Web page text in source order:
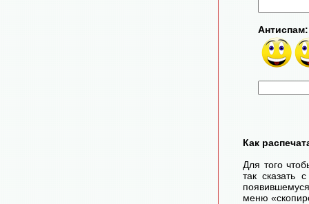
Антиспам:
Как
Для того
так сказать
меню